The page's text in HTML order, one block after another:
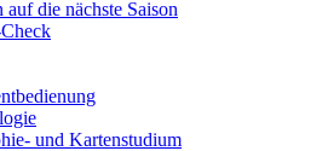
auf die nächste Saison
und Kartenstudium